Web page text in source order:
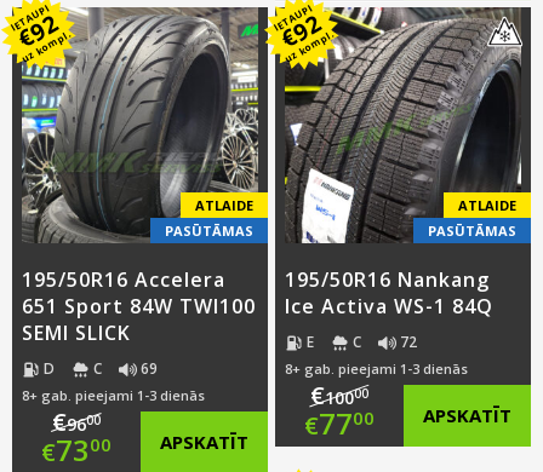
was:
€83.00.
price
is:
€60.00.
price
was:
€91.00.
Current
price
is:
€68.00.
IETAUPI
€92
uz kompl.
ATLAIDE
PASŪTĀMAS
195/50R16 Accelera
651 Sport 84W TWI100
SEMI SLICK
D C 69
8+ gab. pieejami 1-3 dienās
€9600
Original
€7300 APSKATĪT
IETAUPI
€92
uz kompl.
ATLAIDE
PASŪTĀMAS
195/50R16 Nankang
Ice Activa WS-1 84Q
E C 72
8+ gab. pieejami 1-3 dienās
€10000
Original
€7700 APSKATĪT